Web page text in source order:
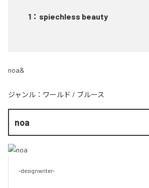
1 ： spiechless beauty
noa&
ジャンル： ワールド / ブルース
noa
-designwriter-